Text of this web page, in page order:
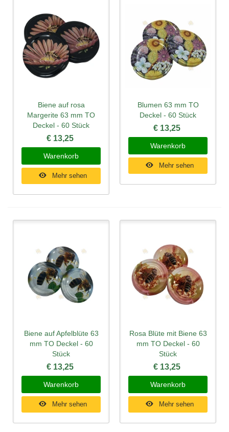
Biene auf rosa
Margerite 63 mm TO
Deckel - 60 Stück
€ 13,25
Warenkorb
Mehr sehen
Blumen 63 mm TO
Deckel - 60 Stück
€ 13,25
Warenkorb
Mehr sehen
Biene auf Apfelblüte 63
mm TO Deckel - 60
Stück
€ 13,25
Warenkorb
Mehr sehen
Rosa Blüte mit Biene 63
mm TO Deckel - 60
Stück
€ 13,25
Warenkorb
Mehr sehen